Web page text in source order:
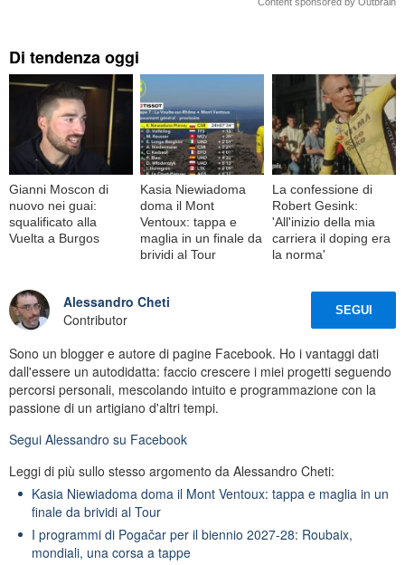
Di tendenza oggi
Gianni Moscon di
nuovo nei guai:
squalificato alla
Vuelta a Burgos
Kasia Niewiadoma
doma il Mont
Ventoux: tappa e
maglia in un finale da
brividi al Tour
La confessione di
Robert Gesink:
'All'inizio della mia
carriera il doping era
la norma'
Alessandro Cheti
Contributor
SEGUI
Sono un blogger e autore di pagine Facebook. Ho i vantaggi dati
dall'essere un autodidatta: faccio crescere i miei progetti seguendo
percorsi personali, mescolando intuito e programmazione con la
passione di un artigiano d'altri tempi.
Segui Alessandro su Facebook
Leggi di più sullo stesso argomento da Alessandro Cheti:
Kasia Niewiadoma doma il Mont Ventoux: tappa e maglia in un
finale da brividi al Tour
I programmi di Pogačar per il biennio 2027-28: Roubaix,
mondiali, una corsa a tappe